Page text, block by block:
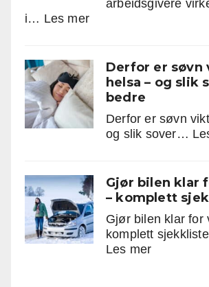
gir
arbeidsgivere
i… Les mer:
CV-
en
–
hva
arbeidsgivere
virkelig
i
2025
Derfor er
helsa – og slik
bedre
Derfor er søvn
og slik sover…
Gjør bilen klar
– komplett
Gjør bilen klar for
komplett
Les mer: